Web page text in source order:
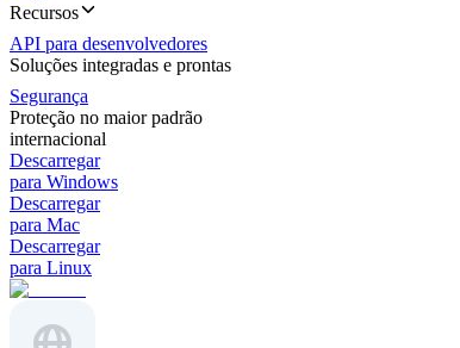
Recursos
API para desenvolvedores
Soluções integradas e prontas
Segurança
Proteção no maior padrão
internacional
Descarregar
para Windows
Descarregar
para Mac
Descarregar
para Linux